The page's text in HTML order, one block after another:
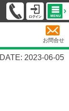
お問合せ
DATE: 2023-06-05